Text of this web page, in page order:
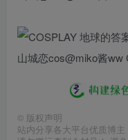
© 版权声明
站内分享各大平台优质博